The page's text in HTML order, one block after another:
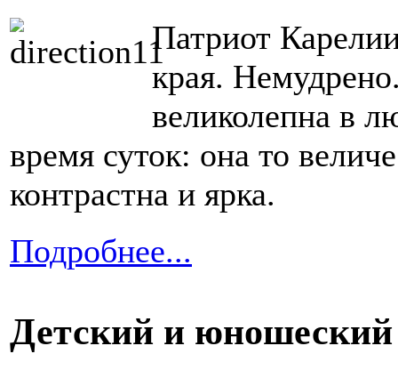
Патриот
края.
великолепна в
время суток: она то
контрастна и ярка.
Подробнее...
Детский и юношеский